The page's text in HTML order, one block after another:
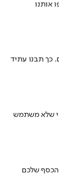
אותנו
כך תבנו עתיד
שלא משתמש
הכסף שלכם